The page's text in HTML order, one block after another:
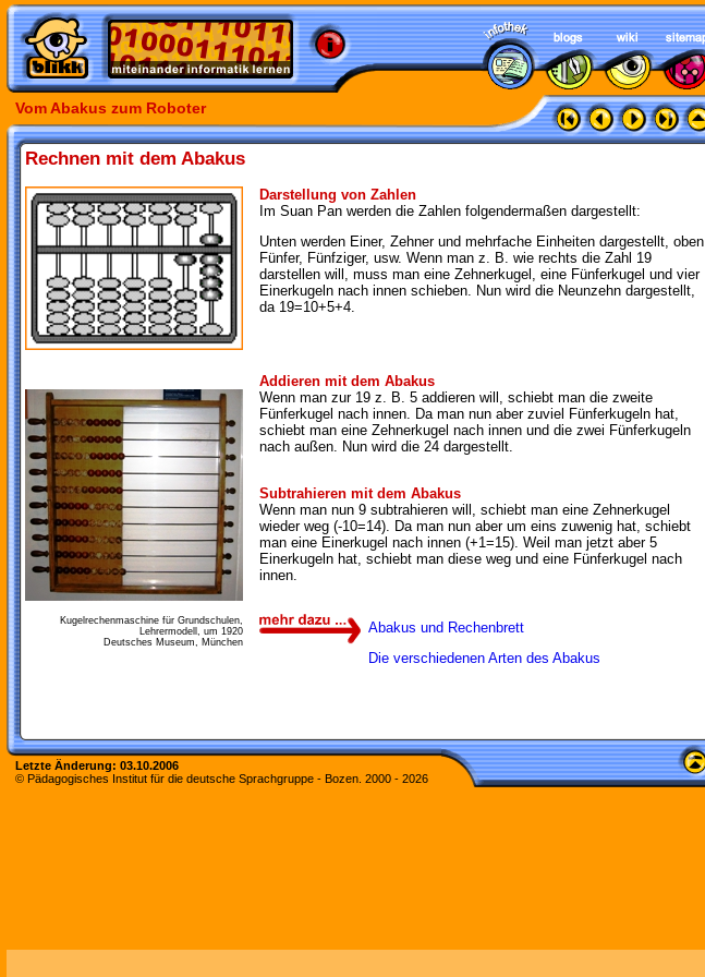
Vom Abakus zum Roboter
Rechnen mit dem Abakus
Darstellung von Zahlen
Im Suan Pan werden die Zahlen folgendermaßen dargestellt:
Unten werden Einer, Zehner und mehrfache Einheiten dargestellt, oben
Fünfer, Fünfziger, usw. Wenn man z. B. wie rechts die Zahl 19
darstellen will, muss man eine Zehnerkugel, eine Fünferkugel und vier
Einerkugeln nach innen schieben. Nun wird die Neunzehn dargestellt,
da 19=10+5+4.
Kugelrechenmaschine für Grundschulen,
Lehrermodell, um 1920
Deutsches Museum, München
Addieren mit dem Abakus
Wenn man zur 19 z. B. 5 addieren will, schiebt man die zweite
Fünferkugel nach innen. Da man nun aber zuviel Fünferkugeln hat,
schiebt man eine Zehnerkugel nach innen und die zwei Fünferkugeln
nach außen. Nun wird die 24 dargestellt.
Subtrahieren mit dem Abakus
Wenn man nun 9 subtrahieren will, schiebt man eine Zehnerkugel
wieder weg (-10=14). Da man nun aber um eins zuwenig hat, schiebt
man eine Einerkugel nach innen (+1=15). Weil man jetzt aber 5
Einerkugeln hat, schiebt man diese weg und eine Fünferkugel nach
innen.
Abakus und Rechenbrett
Die verschiedenen Arten des Abakus
Letzte Änderung: 03.10.2006
© Pädagogisches Institut für die deutsche Sprachgruppe - Bozen. 2000 - 2026